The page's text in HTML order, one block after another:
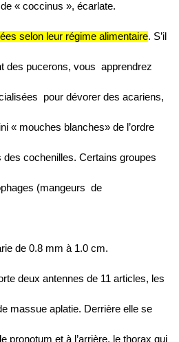
« coccinus », écarlate.
selon leur régime alimentaire. S’il
des pucerons, vous apprendrez
pour dévorer des acariens,
« mouches blanches» de l’ordre
des cochenilles. Certains groupes
(mangeurs de
de 0.8 mm à 1.0 cm.
deux antennes de 11 articles, les
massue aplatie. Derrière elle se
pronotum et à l’arrière, le thorax qui